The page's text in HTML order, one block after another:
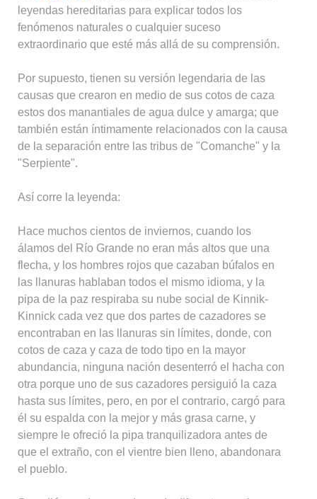
leyendas hereditarias para explicar todos los
fenómenos naturales o cualquier suceso
extraordinario que esté más allá de su comprensión.
Por supuesto, tienen su versión legendaria de las
causas que crearon en medio de sus cotos de caza
estos dos manantiales de agua dulce y amarga; que
también están íntimamente relacionados con la causa
de la separación entre las tribus de "Comanche" y la
"Serpiente".
Así corre la leyenda:
Hace muchos cientos de inviernos, cuando los
álamos del Río Grande no eran más altos que una
flecha, y los hombres rojos que cazaban búfalos en
las llanuras hablaban todos el mismo idioma, y la
pipa de la paz respiraba su nube social de Kinnik-
Kinnick cada vez que dos partes de cazadores se
encontraban en las llanuras sin límites, donde, con
cotos de caza y caza de todo tipo en la mayor
abundancia, ninguna nación desenterró el hacha con
otra porque uno de sus cazadores persiguió la caza
hasta sus límites, pero, en por el contrario, cargó para
él su espalda con la mejor y más grasa carne, y
siempre le ofreció la pipa tranquilizadora antes de
que el extraño, con el vientre bien lleno, abandonara
el pueblo.